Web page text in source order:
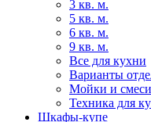
3 кв. м.
5 кв. м.
6 кв. м.
9 кв. м.
Все для кухни
Варианты
Мойки и
Техника для
Шкафы-купе